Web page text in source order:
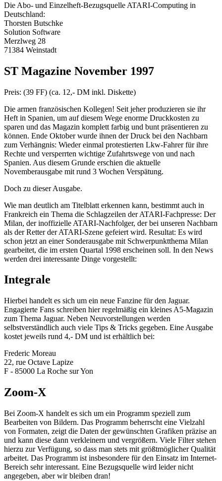
Die Abo- und Einzelheft-Bezugsquelle ATARI-Computing in
Deutschland:
Thorsten Butschke
Solution Software
Merzlweg 28
71384 Weinstadt
ST Magazine November 1997
Preis: (39 FF) (ca. 12,- DM inkl. Diskette)
Die armen französischen Kollegen! Seit jeher produzieren sie ihr
Heft in Spanien, um auf diesem Wege enorme Druckkosten zu
sparen und das Magazin komplett farbig und bunt präsentieren zu
können. Ende Oktober wurde ihnen der Druck bei den Nachbarn
zum Verhängnis: Wieder einmal protestierten Lkw-Fahrer für ihre
Rechte und versperrten wichtige Zufahrtswege von und nach
Spanien. Aus diesem Grunde erschien die aktuelle
Novemberausgabe mit rund 3 Wochen Verspätung.
Doch zu dieser Ausgabe.
Wie man deutlich am Titelblatt erkennen kann, bestimmt auch in
Frankreich ein Thema die Schlagzeilen der ATARI-Fachpresse: Der
Milan, der inoffizielle ATARI-Nachfolger, der bei unseren Nachbarn
als der Retter der ATARI-Szene gefeiert wird. Resultat: Es wird
schon jetzt an einer Sonderausgabe mit Schwerpunktthema Milan
gearbeitet, die im ersten Quartal 1998 erscheinen soll. In den News
werden drei interessante Dinge vorgestellt:
Integrale
Hierbei handelt es sich um ein neue Fanzine für den Jaguar.
Engagierte Fans schreiben hier regelmäßig ein kleines A5-Magazin
zum Thema Jaguar. Neben Neuvorstellungen werden
selbstverständlich auch viele Tips & Tricks gegeben. Eine Ausgabe
kostet jeweils rund 4,- DM und ist erhältlich bei:
Frederic Moreau
22, rue Octave Lapize
F - 85000 La Roche sur Yon
Zoom-X
Bei Zoom-X handelt es sich um ein Programm speziell zum
Bearbeiten von Bildern. Das Programm beherrscht eine Vielzahl
von Formaten, zeigt die Daten der gewünschten Grafiken präzise an
und kann diese dann verkleinern und vergrößern. Viele Filter stehen
hierzu zur Verfügung, so dass man stets mit größtmöglicher Qualität
arbeitet. Das Programm ist insbesondere für den Einsatz im Internet-
Bereich sehr interessant. Eine Bezugsquelle wird leider nicht
angegeben, aber wir bleiben dran!